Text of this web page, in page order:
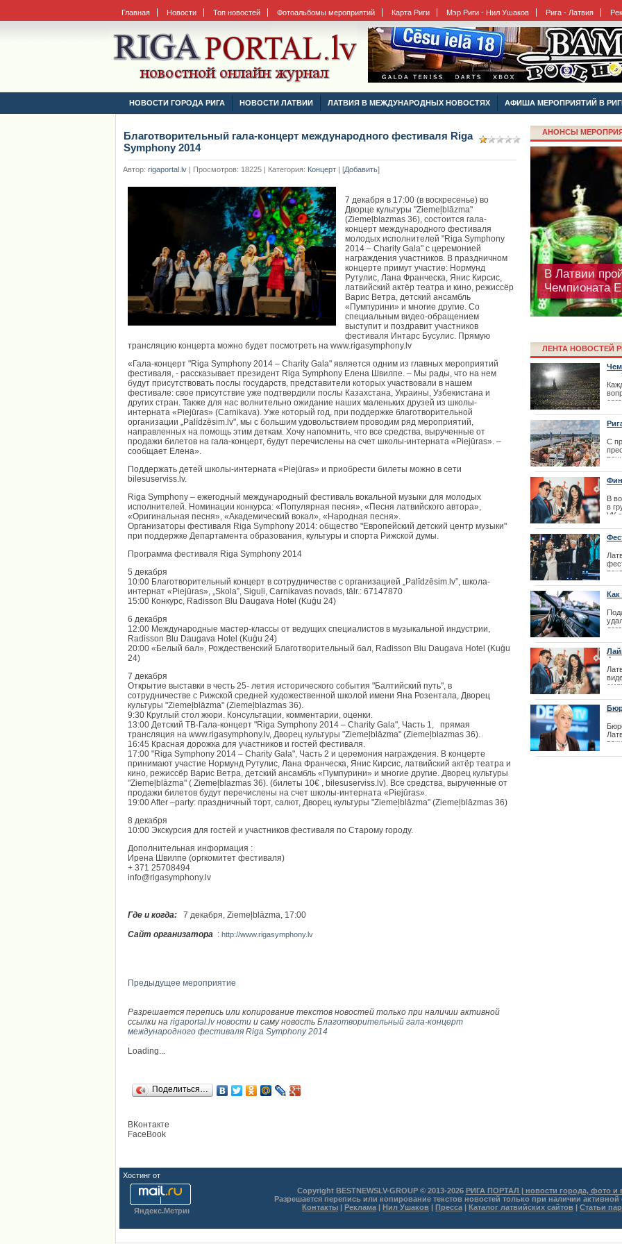
Главная Новости Топ новостей Фотоальбомы мероприятий Карта Риги Мэр Риги - Нил Ушаков Рига - Латвия
НОВОСТИ ГОРОДА РИГА НОВОСТИ ЛАТВИИ ЛАТВИЯ В МЕЖДУНАРОДНЫХ НОВОСТЯХ АФИША МЕРОПРИЯТИЙ В
Благотворительный гала-концерт международного фестиваля Riga
Symphony 2014
Автор: rigaportal.lv | Просмотров: 18225 | Категория: Концерт | [Добавить]
7 декабря в 17:00 (в воскресенье) во
Дворце культуры "Ziemeļblāzma"
(Ziemeļblazmas 36), состоится гала-
концерт международного фестиваля
молодых исполнителей "Riga Symphony
2014 – Charity Gala" с церемонией
награждения участников. В праздничном
концерте примут участие: Нормунд
Рутулис, Лана Франческа, Янис Кирсис,
латвийский актёр театра и кино, режиссёр
Варис Ветра, детский ансамбль
«Пумпурини» и многие другие. Со
специальным видео-обращением
выступит и поздравит участников
фестиваля Интарс Бусулис. Прямую
трансляцию концерта можно будет посмотреть на www.rigasymphony.lv
«Гала-концерт "Riga Symphony 2014 – Charity Gala" является одним из главных мероприятий
фестиваля, - рассказывает президент Riga Symphony Елена Швилпе. – Мы рады, что на нем
будут присутствовать послы государств, представители которых участвовали в нашем
фестивале: свое присутствие уже подтвердили послы Казахстана, Украины, Узбекистана и
других стран. Также для нас волнительно ожидание наших маленьких друзей из школы-
интерната «Piejūras» (Carnikava). Уже который год, при поддержке благотворительной
организации „Palīdzēsim.lv", мы с большим удовольствием проводим ряд мероприятий,
направленных на помощь этим деткам. Хочу напомнить, что все средства, вырученные от
продажи билетов на гала-концерт, будут перечислены на счет школы-интерната «Piejūras». –
сообщает Елена».
Поддержать детей школы-интерната «Piejūras» и приобрести билеты можно в сети
bilesuserviss.lv.
Riga Symphony – ежегодный международный фестиваль вокальной музыки для молодых
исполнителей. Номинации конкурса: «Популярная песня», «Песня латвийского автора»,
«Оригинальная песня», «Академический вокал», «Народная песня».
Организаторы фестиваля Riga Symphony 2014: общество "Европейский детский центр музыки"
при поддержке Департамента образования, культуры и спорта Рижской думы.
Программа фестиваля Riga Symphony 2014
5 декабря
10:00 Благотворительный концерт в сотрудничестве с организацией „Palīdzēsim.lv”, школа-
интернат «Piejūras», „Skola”, Siguļi, Carnikavas novads, tālr.: 67147870
15:00 Конкурс, Radisson Blu Daugava Hotel (Kuģu 24)
6 декабря
12:00 Международные мастер-классы от ведущих специалистов в музыкальной индустрии,
Radisson Blu Daugava Hotel (Kuģu 24)
20:00 «Белый бал», Рождественский Благотворительный бал, Radisson Blu Daugava Hotel (Kuģu
24)
7 декабря
Открытие выставки в честь 25- летия исторического события "Балтийский путь", в
сотрудничестве с Рижской средней художественной школой имени Яна Розентала, Дворец
культуры "Ziemeļblāzma" (Ziemeļblazmas 36).
9:30 Круглый стол жюри. Консультации, комментарии, оценки.
13:00 Детский ТВ-Гала-концерт "Riga Symphony 2014 – Charity Gala", Часть 1, прямая
трансляция на www.rigasymphony.lv, Дворец культуры "Ziemeļblāzma" (Ziemeļblazmas 36).
16:45 Красная дорожка для участников и гостей фестиваля.
17:00 "Riga Symphony 2014 – Charity Gala", Часть 2 и церемония награждения. В концерте
принимают участие Нормунд Рутулис, Лана Франческа, Янис Кирсис, латвийский актёр театра и
кино, режиссёр Варис Ветра, детский ансамбль «Пумпурини» и многие другие. Дворец культуры
"Ziemeļblāzma" ( Ziemeļblazmas 36). (билеты 10€ , bilesuserviss.lv). Все средства, вырученные от
продажи билетов будут перечислены на счет школы-интерната «Piejūras».
19:00 After –party: праздничный торт, салют, Дворец культуры "Ziemeļblāzma" (Ziemeļblāzmas 36)
8 декабря
10:00 Экскурсия для гостей и участников фестиваля по Старому городу.
Дополнительная информация :
Ирена Швилпе (оргкомитет фестиваля)
+ 371 25708494
info@rigasymphony.lv
Где и когда:
7 декабря, Ziemeļblāzma, 17:00
Сайт организатора : http://www.rigasymphony.lv
Предыдущее мероприятие
Разрешается перепись или копирование текстов новостей только при наличии активной
ссылки на rigaportal.lv новости и саму новость Благотворительный гала-концерт
международного фестиваля Riga Symphony 2014
Loading...
Поделиться…
ВКонтакте
FaceBook
АНОНСЫ
Кайли
Арена Рига
В Латвии
Чемпионата
Фестиваль
Фестиваль
ЛЕНТА НОВОСТЕЙ
Чем
|С
|
В
в
|
|
Как
|
|
Хостинг от
Copyright BESTNEWSLV-GROUP © 2013-2026 РИГА ПОРТАЛ | новости города, фото и
Разрешается перепись или копирование текстов новостей только при наличии
Контакты | Реклама | Нил Ушаков | Пресса | Каталог латвийских сайтов | Статьи